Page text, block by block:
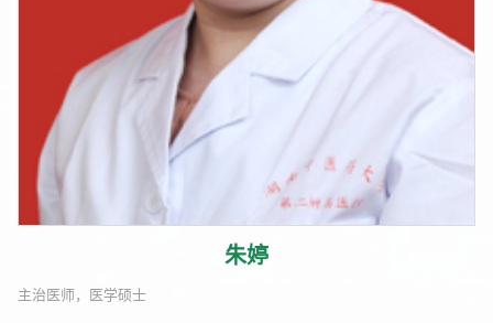
朱婷
主治医师，医学硕士